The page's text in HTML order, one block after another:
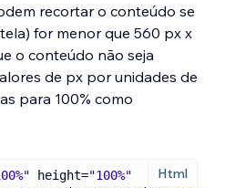
recortar o conteúdo se
for menor que 560 px x
o conteúdo não seja
de px por unidades de
para 100% como
height="100%"